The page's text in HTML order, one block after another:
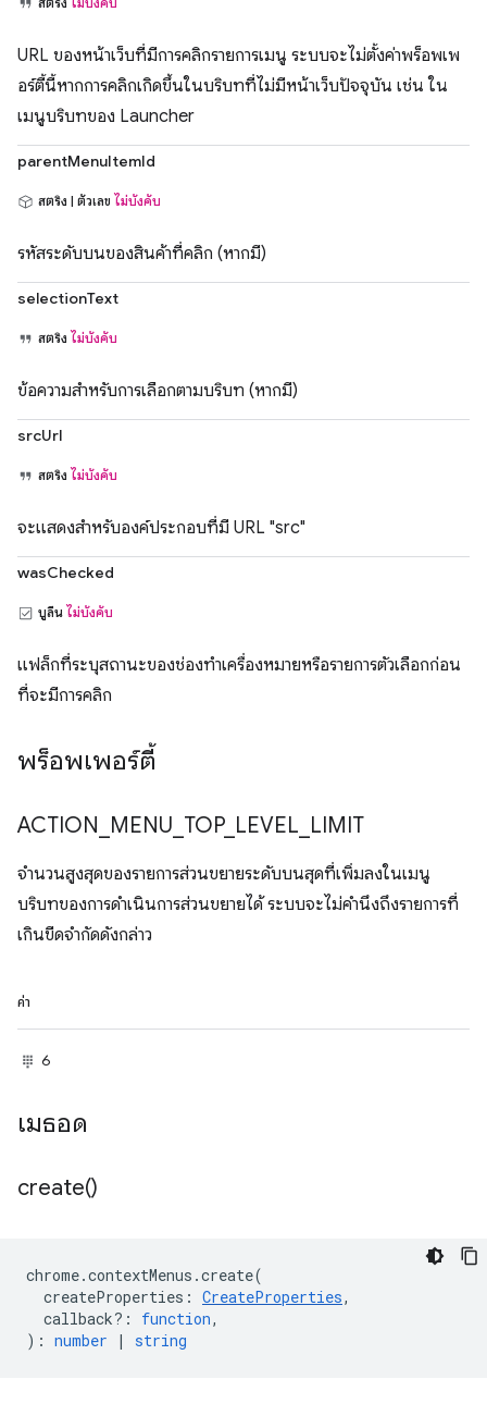
URL ของหน้าเว็บที่มีการคลิกรายการเมนู ระบบจะไม่ตั้งค่าพร็อพเพ
อร์ตี้นี้หากการคลิกเกิดขึ้นในบริบทที่ไม่มีหน้าเว็บปัจจุบัน เช่น ใน
เมนูบริบทของ Launcher
parentMenuItemId
สตริง | ตัวเลข ไม่บังคับ
รหัสระดับบนของสินค้าที่คลิก (หากมี)
selectionText
สตริง ไม่บังคับ
ข้อความสำหรับการเลือกตามบริบท (หากมี)
srcUrl
สตริง ไม่บังคับ
จะแสดงสำหรับองค์ประกอบที่มี URL "src"
wasChecked
บูลีน ไม่บังคับ
แฟล็กที่ระบุสถานะของช่องทำเครื่องหมายหรือรายการตัวเลือกก่อน
ที่จะมีการคลิก
พร็อพเพอร์ตี้
ACTION MENU TOP_ LEVEL LIMIT
จำนวนสูงสุดของรายการส่วนขยายระดับบนสุดที่เพิ่มลงในเมนู
บริบทของการดำเนินการส่วนขยายได้ ระบบจะไม่คำนึงถึงรายการที่
เกินขีดจำกัดดังกล่าว
ค่า
6
เมธอด
create()
chrome.contextMenus .create(
createProperties : CreateProperties,
callback? : function,
) : number | string